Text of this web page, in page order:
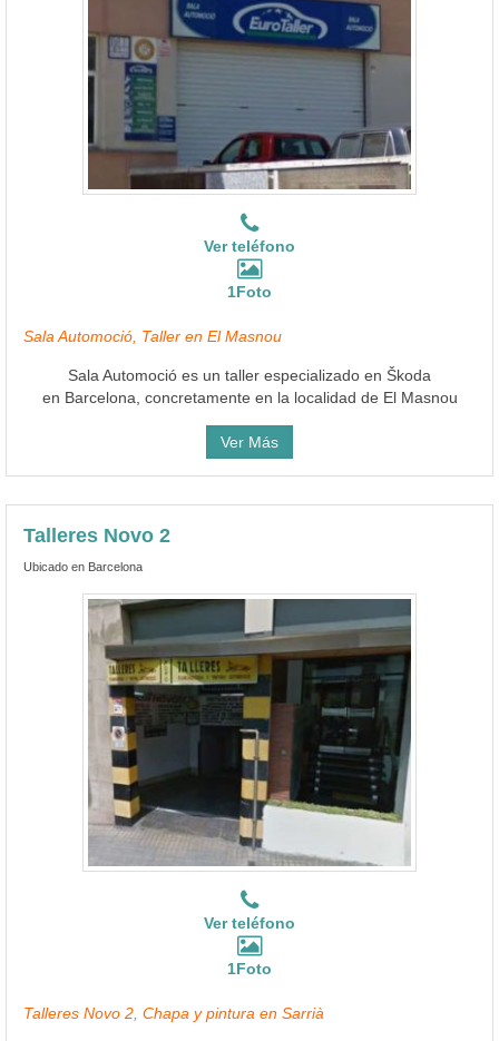
Ver teléfono
1Foto
Sala Automoció, Taller en El Masnou
Sala Automoció es un taller especializado en Škoda
en Barcelona, concretamente en la localidad de El Masnou
Ver Más
Talleres Novo 2
Ubicado en Barcelona
Ver teléfono
1Foto
Talleres Novo 2, Chapa y pintura en Sarrià